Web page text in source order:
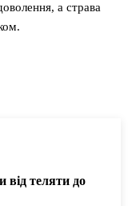
а страва
теляти до